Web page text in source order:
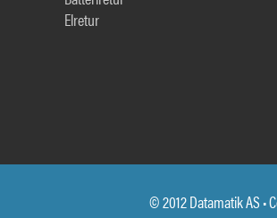
Elretur
© 2012 Datamatik AS •